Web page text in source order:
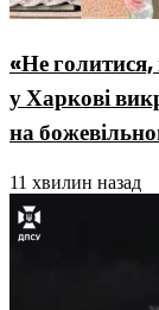
«Не голитися,
у Харкові
на
11 хвилин назад